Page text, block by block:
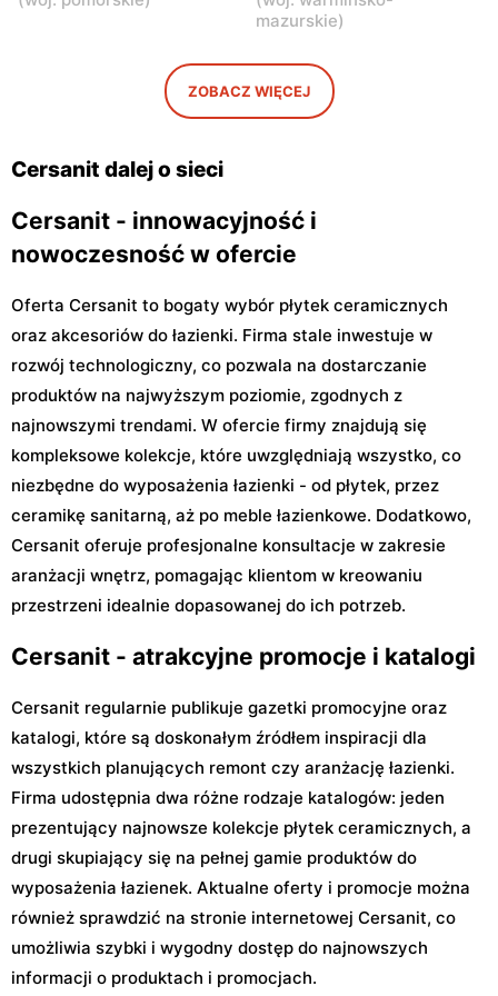
Cersanit
28
Cersanit
mazurskie)
ZOBACZ WIĘCEJ
Cersanit dalej o sieci
Cersanit - innowacyjność i
nowoczesność w ofercie
Oferta Cersanit to bogaty wybór płytek ceramicznych
oraz akcesoriów do łazienki. Firma stale inwestuje w
rozwój technologiczny, co pozwala na dostarczanie
produktów na najwyższym poziomie, zgodnych z
najnowszymi trendami. W ofercie firmy znajdują się
kompleksowe kolekcje, które uwzględniają wszystko, co
niezbędne do wyposażenia łazienki - od płytek, przez
ceramikę sanitarną, aż po meble łazienkowe. Dodatkowo,
Cersanit oferuje profesjonalne konsultacje w zakresie
aranżacji wnętrz, pomagając klientom w kreowaniu
przestrzeni idealnie dopasowanej do ich potrzeb.
Cersanit - atrakcyjne promocje i katalogi
Cersanit regularnie publikuje gazetki promocyjne oraz
katalogi, które są doskonałym źródłem inspiracji dla
wszystkich planujących remont czy aranżację łazienki.
Firma udostępnia dwa różne rodzaje katalogów: jeden
prezentujący najnowsze kolekcje płytek ceramicznych, a
drugi skupiający się na pełnej gamie produktów do
wyposażenia łazienek. Aktualne oferty i promocje można
również sprawdzić na stronie internetowej Cersanit, co
umożliwia szybki i wygodny dostęp do najnowszych
informacji o produktach i promocjach.